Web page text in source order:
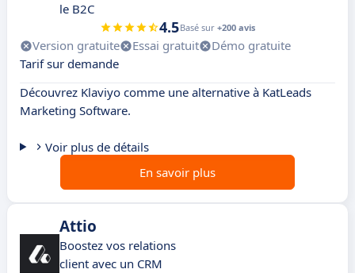
le B2C
4.5Basé sur +200 avis
Version gratuite Essai gratuit
Démo gratuite
Tarif sur demande
Découvrez Klaviyo comme une alternative à KatLeads
Marketing Software.
Voir plus de détails
En savoir plus
Attio
Boostez vos relations
client avec un CRM